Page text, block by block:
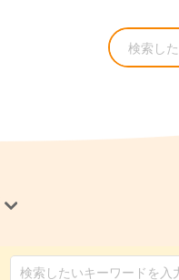
犬のケア・お手入れ
猫のケア・お手入れ